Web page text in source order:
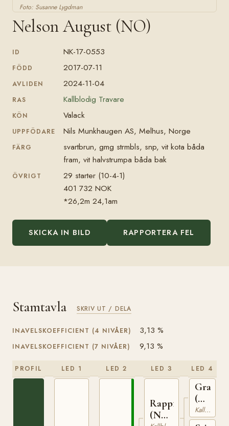
Foto: Susanne Lygdman
Nelson August (NO)
ID NK-17-0553
FÖDD 2017-07-11
AVLIDEN 2024-11-04
RAS Kallblodig Travare
KÖN Valack
UPPFÖDARE Nils Munkhaugen AS, Melhus, Norge
FÄRG
svartbrun, gmg strmbls, snp, vit kota båda
fram, vit halvstrumpa båda bak
ÖVRIGT
29 starter (10-4-1)
401 732 NOK
*26,2m 24,1am
SKICKA IN BILD RAPPORTERA FEL
Stamtavla SKRIV UT / DELA
INAVELSKOEFFICIENT (4 NIVÅER) 3,13 %
INAVELSKOEFFICIENT (7 NIVÅER) 9,13 %
PROFIL LED 1 LED 2 LED 3
Rappfot
(NO)
LED 4
(NO)
NT
52
Kallblodig Travare